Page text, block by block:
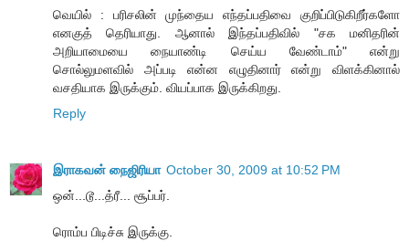
வெயில் : பரிசலின் முந்தைய எந்தப்பதிவை குறிப்பிடுகிறீர்களோ
எனகுத் தெரியாது. ஆனால் இந்தப்பதிவில் "சக மனிதரின்
அறியாமையை நையாண்டி செய்ய வேண்டாம்" என்று
சொல்லுமளவில் அப்படி என்ன எழுதினார் என்று விளக்கினால்
வசதியாக இருக்கும். வியப்பாக இருக்கிறது.
Reply
இராகவன் நைஜிரியா October 30, 2009 at 10:52 PM
ஒன்...டூ...த்ரீ... சூப்பர்.
ரொம்ப பிடிச்சு இருக்கு.